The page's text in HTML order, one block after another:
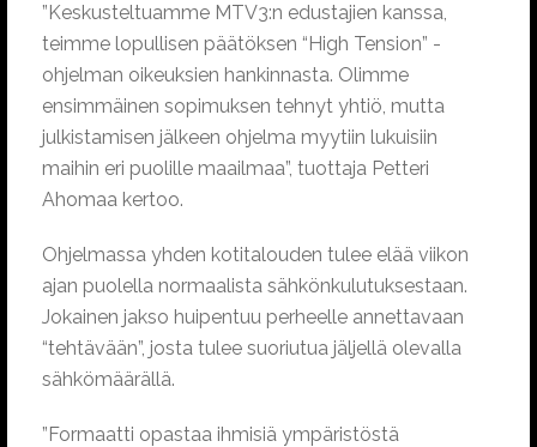
”Keskusteltuamme MTV3:n edustajien kanssa,
teimme lopullisen päätöksen “High Tension” -
ohjelman oikeuksien hankinnasta. Olimme
ensimmäinen sopimuksen tehnyt yhtiö, mutta
julkistamisen jälkeen ohjelma myytiin lukuisiin
maihin eri puolille maailmaa”, tuottaja Petteri
Ahomaa kertoo.
Ohjelmassa yhden kotitalouden tulee elää viikon
ajan puolella normaalista sähkönkulutuksestaan.
Jokainen jakso huipentuu perheelle annettavaan
“tehtävään”, josta tulee suoriutua jäljellä olevalla
sähkömäärällä.
”Formaatti opastaa ihmisiä ympäristöstä